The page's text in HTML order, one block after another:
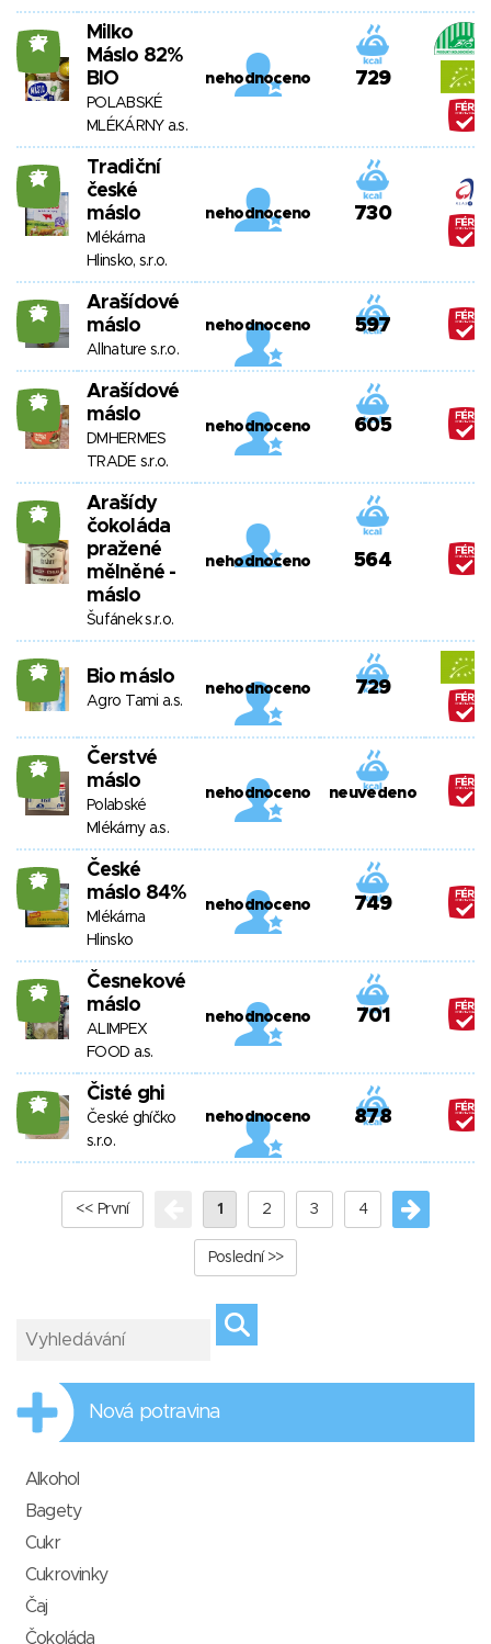
27
Milko
Máslo 82%
BIO
POLABSKÉ
MLÉKÁRNY a.s.
nehodnoceno 729
27
Tradiční
české
máslo
Mlékárna
Hlinsko, s.r.o.
nehodnoceno 730
26
Arašídové
máslo
Allnature s.r.o.
nehodnoceno 597
26
Arašídové
máslo
DMHERMES
TRADE s.r.o.
nehodnoceno 605
26
Arašídy
čokoláda
pražené
mělněné -
máslo
Šufánek s.r.o.
nehodnoceno 564
26 Bio máslo
Agro Tami a.s.
nehodnoceno 729
26
Čerstvé
máslo
Polabské
Mlékárny a.s.
nehodnoceno neuvedeno
26
České
máslo 84%
Mlékárna
Hlinsko
nehodnoceno 749
26
Česnekové
máslo
ALIMPEX
FOOD a.s.
nehodnoceno 701
26 Čisté ghi
České ghíčko
s.r.o.
nehodnoceno 878
<< První 1 2 3 4
Poslední >>
Nová potravina
Alkohol
Bagety
Cukr
Cukrovinky
Čaj
Čokoláda